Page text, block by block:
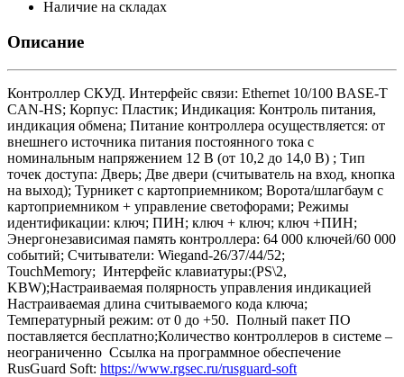
Наличие на складах
Описание
Контроллер СКУД. Интерфейс связи: Ethernet 10/100 BASE-T
CAN-HS; Корпус: Пластик; Индикация: Контроль питания,
индикация обмена; Питание контроллера осуществляется: от
внешнего источника питания постоянного тока с
номинальным напряжением 12 В (от 10,2 до 14,0 В) ; Тип
точек доступа: Дверь; Две двери (считыватель на вход, кнопка
на выход); Турникет с картоприемником; Ворота/шлагбаум с
картоприемником + управление светофорами; Режимы
идентификации: ключ; ПИН; ключ + ключ; ключ +ПИН;
Энергонезависимая память контроллера: 64 000 ключей/60 000
событий; Считыватели: Wiegand-26/37/44/52;
TouchMemory; Интерфейс клавиатуры:(PS\2,
KBW);Настраиваемая полярность управления индикацией
Настраиваемая длина считываемого кода ключа;
Температурный режим: от 0 до +50. Полный пакет ПО
поставляется бесплатно;Количество контроллеров в системе –
неограниченно Ссылка на программное обеспечение
RusGuard Soft: https://www.rgsec.ru/rusguard-soft